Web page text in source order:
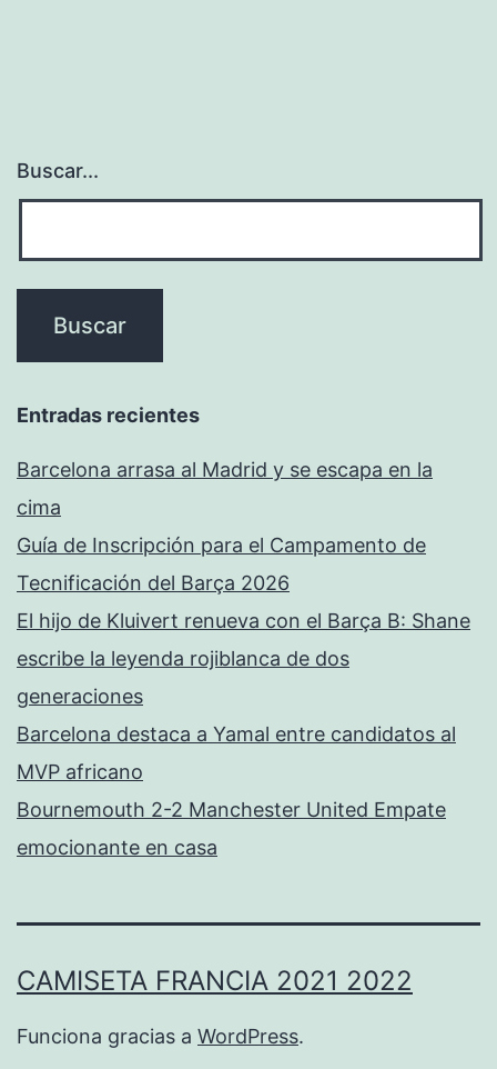
Buscar...
Entradas recientes
Barcelona arrasa al Madrid y se escapa en la
cima
Guía de Inscripción para el Campamento de
Tecnificación del Barça 2026
El hijo de Kluivert renueva con el Barça B: Shane
escribe la leyenda rojiblanca de dos
generaciones
Barcelona destaca a Yamal entre candidatos al
MVP africano
Bournemouth 2-2 Manchester United Empate
emocionante en casa
CAMISETA FRANCIA 2021 2022
Funciona gracias a WordPress.